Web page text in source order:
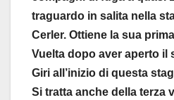
traguardo in salita nella
Cerler. Ottiene la sua
Vuelta dopo aver aperto il
Giri all’inizio di questa
Si tratta anche della terza